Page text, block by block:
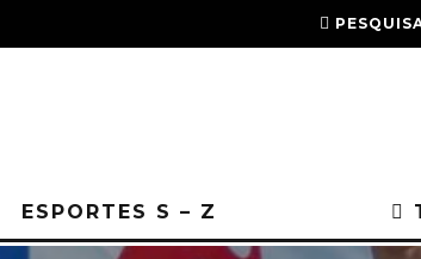
ESPORTES S – Z